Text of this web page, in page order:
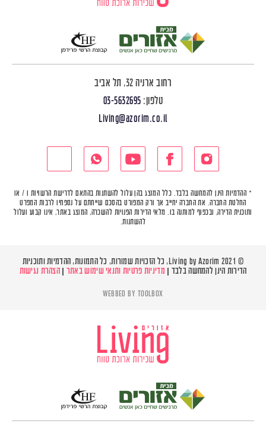
רחוב ארניה 32, תל אביב
טלפון: 03-5632695
Living@azorim.co.il
* ההדמיות הינן להמחשה בלבד. כלל המוצג בהן עלול להשתנות בהתאם לדרישת הרשויות ו / או
החלטת החברה. את החברה יחייב אך ורק המפורט בהסכם שייחתם על נספחיו לרבות המפרט
ותוכנית הדירה, ובכפוף למותנה בו. מלאי הדירות הפנויות להשכרה, המוצג באתר, אינו קבוע ועלול
להשתנות.
© Living by Azorim 2021, כל הזכויות שמורות, כל התמונות, ההדמיות ותוכניות
הדירות הינן להמחשה בלבד |
מדיניות פרטיות ותנאי שימוש באתר הצהרת נגישות
WEBBED BY TOOLBOX